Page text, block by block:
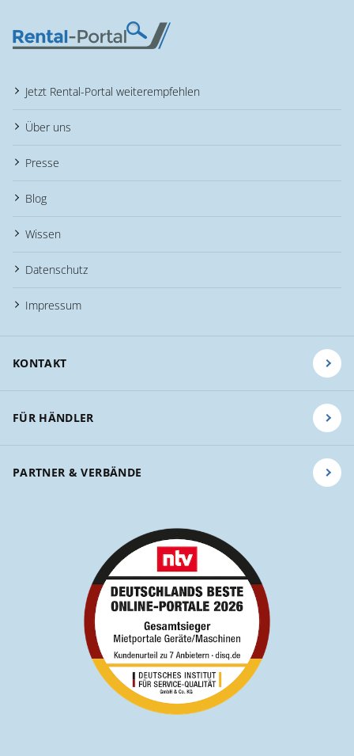
Jetzt Rental-Portal weiterempfehlen
Über uns
Presse
Blog
Wissen
Datenschutz
Impressum
KONTAKT
FÜR HÄNDLER
PARTNER & VERBÄNDE